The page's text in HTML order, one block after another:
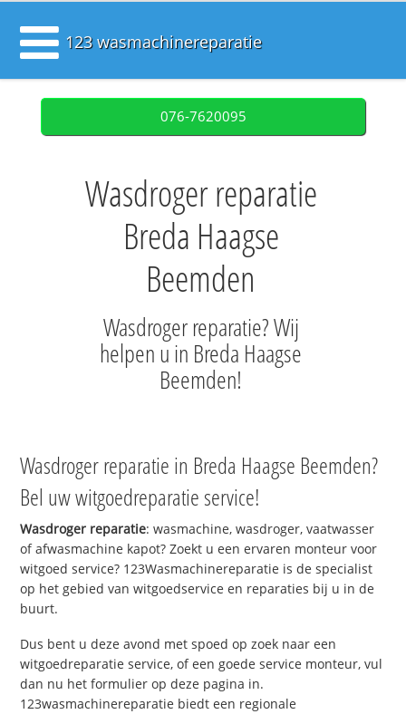
123 wasmachinereparatie
076-7620095
Wasdroger reparatie
Breda Haagse
Beemden
Wasdroger reparatie? Wij
helpen u in Breda Haagse
Beemden!
Wasdroger reparatie in Breda Haagse Beemden?
Bel uw witgoedreparatie service!
Wasdroger reparatie: wasmachine, wasdroger, vaatwasser
of afwasmachine kapot? Zoekt u een ervaren monteur voor
witgoed service? 123Wasmachinereparatie is de specialist
op het gebied van witgoedservice en reparaties bij u in de
buurt.
Dus bent u deze avond met spoed op zoek naar een
witgoedreparatie service, of een goede service monteur, vul
dan nu het formulier op deze pagina in.
123wasmachinereparatie biedt een regionale